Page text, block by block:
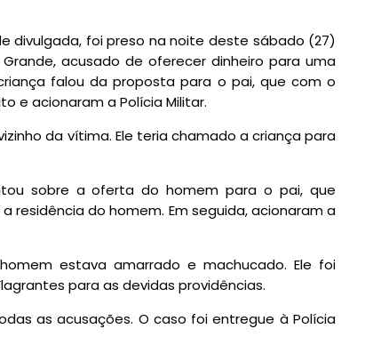
divulgada, foi preso na noite deste sábado (27)
acusado de oferecer dinheiro para uma
falou da proposta para o pai, que com o
e acionaram a Polícia Militar.
da vítima. Ele teria chamado a criança para
sobre a oferta do homem para o pai, que
residência do homem. Em seguida, acionaram a
estava amarrado e machucado. Ele foi
para as devidas providências.
as acusações. O caso foi entregue à Polícia